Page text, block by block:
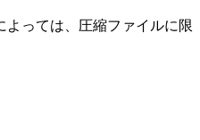
っては、圧縮ファイルに限